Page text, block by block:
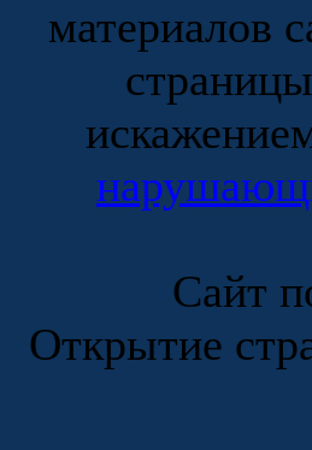
материалов
Сайт
Открытие